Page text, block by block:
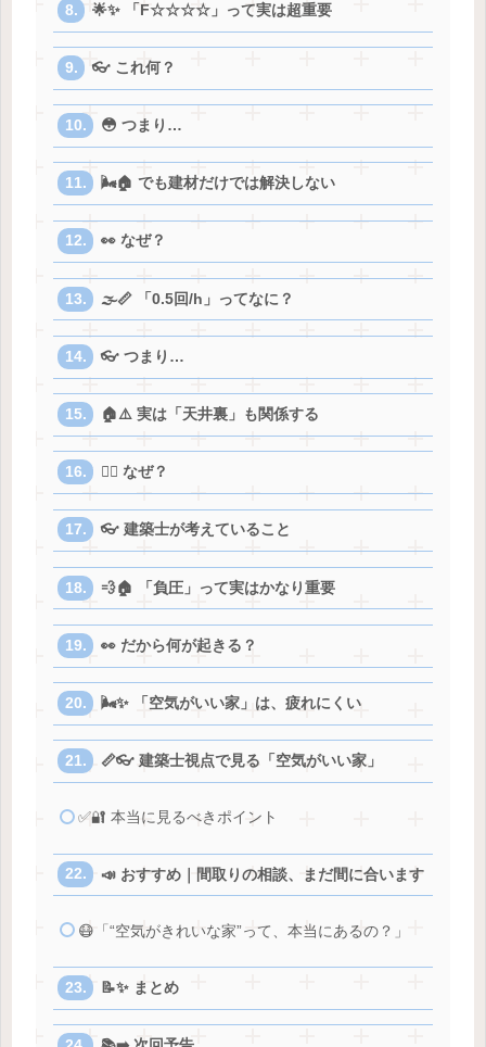
🌟✨ 「F☆☆☆☆」って実は超重要
👓 これ何？
😳 つまり…
🌬️🏠 でも建材だけでは解決しない
👀 なぜ？
🌫️📏 「0.5回/h」ってなに？
👓 つまり…
🏠⚠️ 実は「天井裏」も関係する
😵‍💫 なぜ？
👓 建築士が考えていること
💨🏠 「負圧」って実はかなり重要
👀 だから何が起きる？
🌬️✨ 「空気がいい家」は、疲れにくい
📏👓 建築士視点で見る「空気がいい家」
✅🔐 本当に見るべきポイント
📣 おすすめ｜間取りの相談、まだ間に合います
😷「“空気がきれいな家”って、本当にあるの？」
📝✨ まとめ